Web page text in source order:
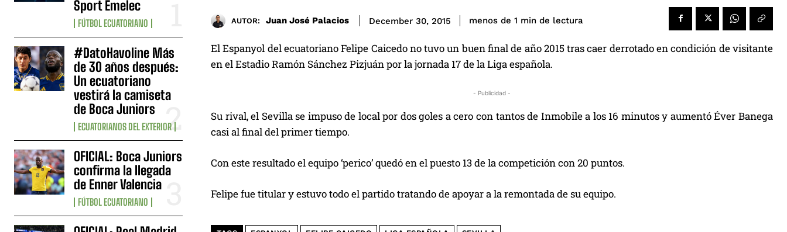
Sport Emelec
FÚTBOL ECUATORIANO
#DatoHavoline Más
de 30 años después:
Un ecuatoriano
vestirá la camiseta
de Boca Juniors
ECUATORIANOS DEL EXTERIOR
OFICIAL: Boca Juniors
confirma la llegada
de Enner Valencia
FÚTBOL ECUATORIANO
AUTOR: Juan José Palacios December 30, 2015 menos de 1 min de lectura
El Espanyol del ecuatoriano Felipe Caicedo no tuvo un buen final de año 2015 tras caer derrotado en condición de visitante
en el Estadio Ramón Sánchez Pizjuán por la jornada 17 de la Liga española.
- Publicidad -
Su rival, el Sevilla se impuso de local por dos goles a cero con tantos de Inmobile a los 16 minutos y aumentó Éver Banega
casi al final del primer tiempo.
Con este resultado el equipo ‘perico’ quedó en el puesto 13 de la competición con 20 puntos.
Felipe fue titular y estuvo todo el partido tratando de apoyar a la remontada de su equipo.